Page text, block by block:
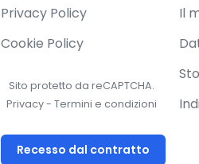
Privacy Policy
Cookie Policy
Sito protetto da reCAPTCHA.
Privacy-Termini e condizioni
Recesso dal contratto
Il